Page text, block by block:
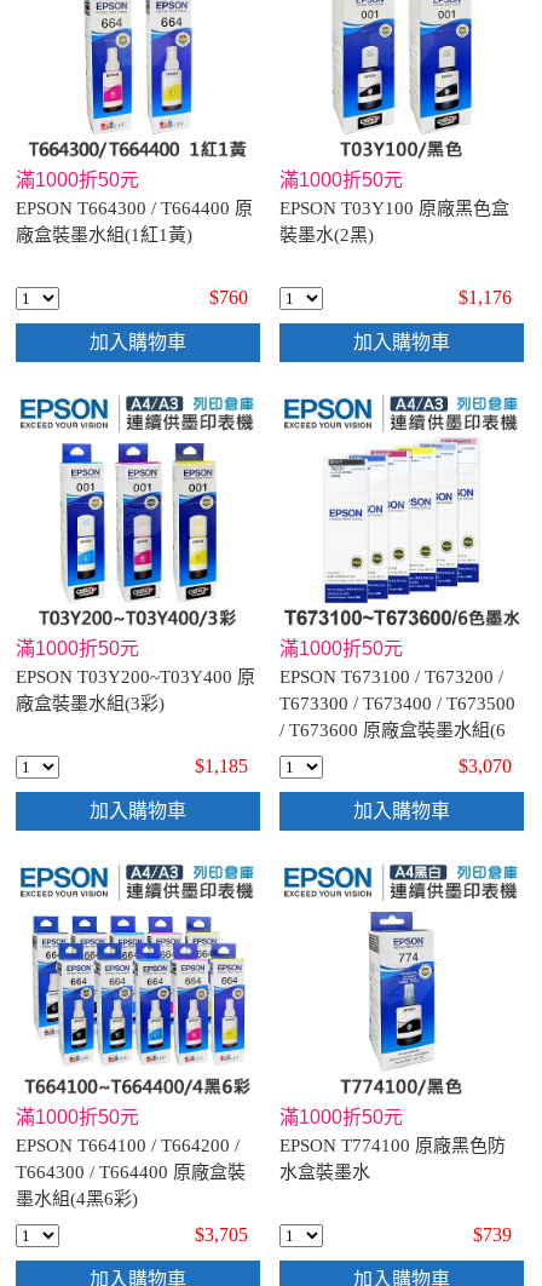
滿1000折50元
EPSON T664300 / T664400 原
廠盒裝墨水組(1紅1黃)
$760
加入購物車
滿1000折50元
EPSON T03Y100 原廠黑色盒
裝墨水(2黑)
$1,176
加入購物車
滿1000折50元
EPSON T03Y200~T03Y400 原
廠盒裝墨水組(3彩)
$1,185
加入購物車
滿1000折50元
EPSON T673100 / T673200 /
T673300 / T673400 / T673500
/ T673600 原廠盒裝墨水組(6
色)
$3,070
加入購物車
滿1000折50元
EPSON T664100 / T664200 /
T664300 / T664400 原廠盒裝
墨水組(4黑6彩)
$3,705
加入購物車
滿1000折50元
EPSON T774100 原廠黑色防
水盒裝墨水
$739
加入購物車